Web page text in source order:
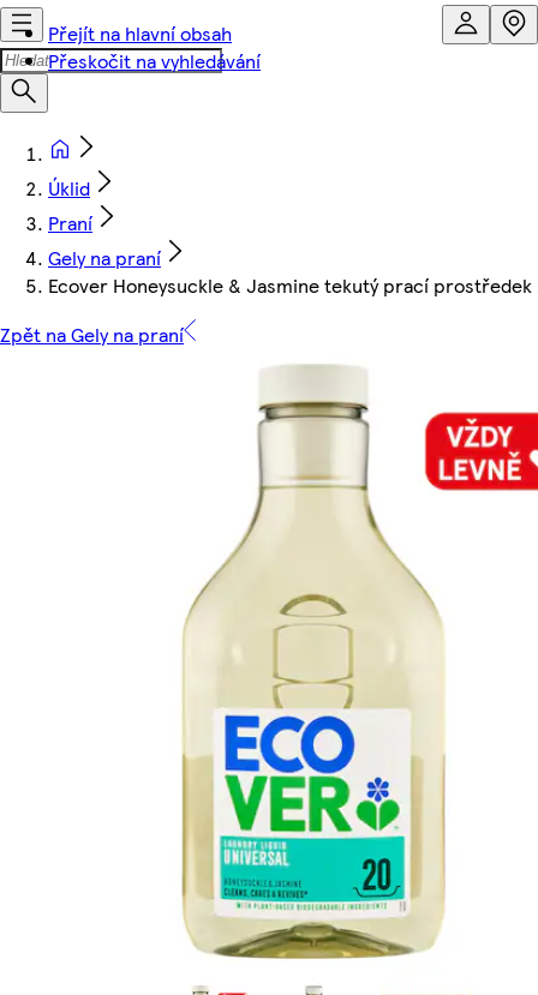
Přejít na hlavní obsah
Přeskočit na vyhledávání
Úklid
Praní
Gely na praní
Ecover Honeysuckle & Jasmine tekutý prací prostředek
Zpět na Gely na praní